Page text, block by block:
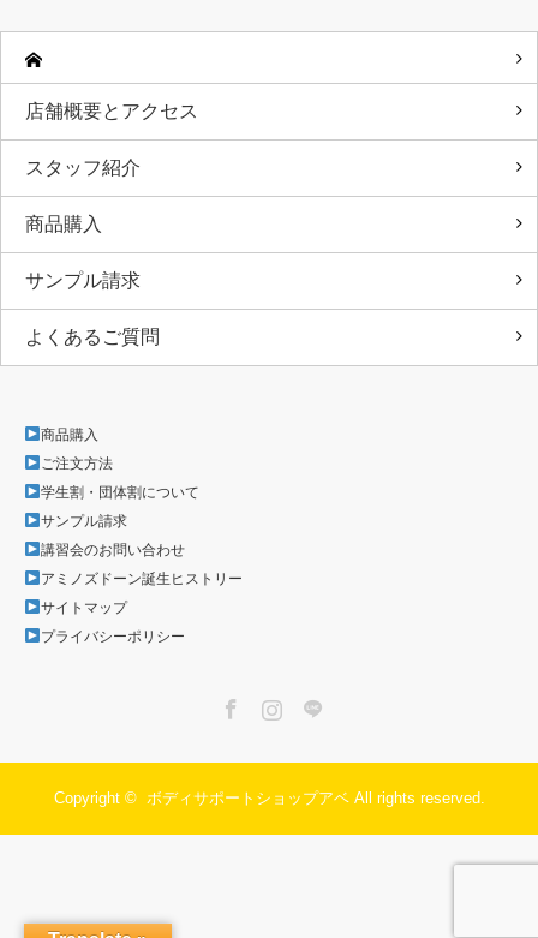
店舗概要とアクセス
スタッフ紹介
商品購入
サンプル請求
よくあるご質問
商品購入
ご注文方法
学生割・団体割について
サンプル請求
講習会のお問い合わせ
アミノズドーン誕生ヒストリー
サイトマップ
プライバシーポリシー
Copyright © ボディサポートショップアベAll rights reserved.